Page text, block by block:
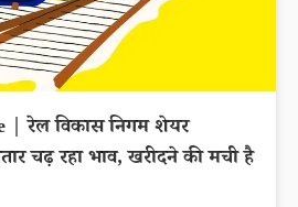
| रेल विकास निगम शेयर
चढ़ रहा भाव, खरीदने की मची है